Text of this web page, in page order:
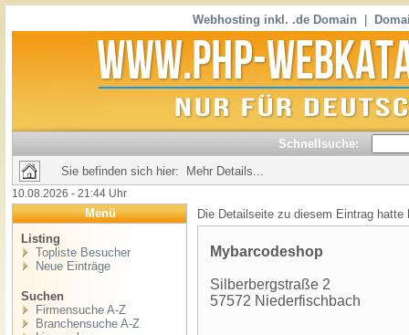
Webhosting inkl. .de Domain
Schnellsuche:
Sie befinden sich hier: Mehr Details...
10.08.2026 - 21:44 Uhr
Menü
Listing
Topliste Besucher
Neue Einträge
Suchen
Firmensuche A-Z
Branchensuche A-Z
Die Detailseite zu diesem Eintrag
Mybarcodeshop
Silberbergstraße 2
57572 Niederfischbach